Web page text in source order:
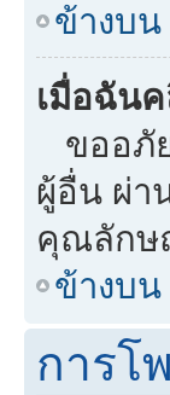
ข้างบน
เมื่อฉัน
ขออภั
ผู้อื่น ผ่า
คุณลักษ
ข้างบน
การโ